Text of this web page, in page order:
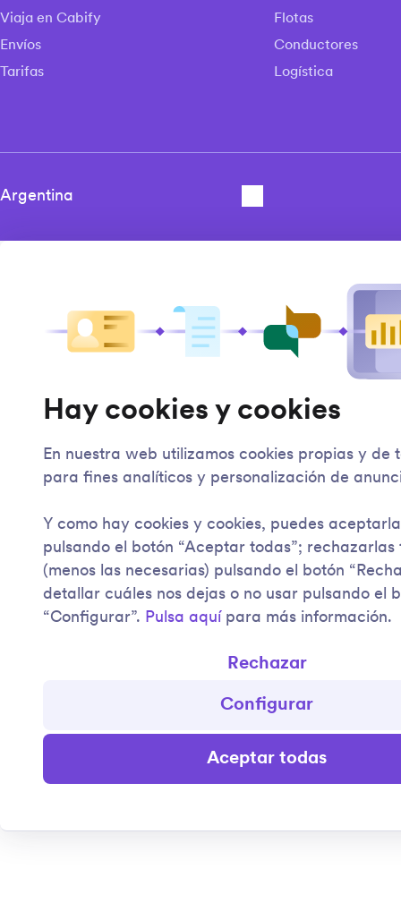
Viaja en Cabify
Envíos
Tarifas
Flotas
Conductores
Logística
Hay cookies y cookies
En nuestra web utilizamos cookies propias y de
para fines analíticos y personalización de
Y como hay cookies y cookies, puedes
pulsando el botón “Aceptar todas”; rechazarlas
(menos las necesarias) pulsando el botón
detallar cuáles nos dejas o no usar pulsando el
“Configurar”. Pulsa aquí para más información.
Rechazar
Configurar
Aceptar todas